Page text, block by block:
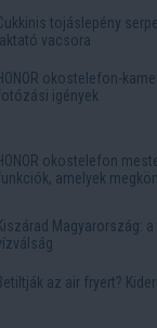
tojáslepény
vacsora
okostelefon-
igények
okostelefon
amelyek
Magyarország:
az air fryert?